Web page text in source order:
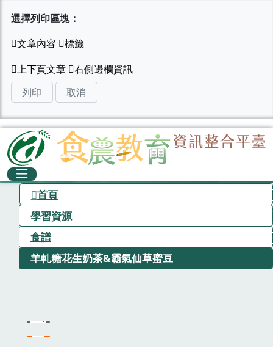
選擇列印區塊：
列印 取消
首頁
學習資源
食譜
羊軋糖花生奶茶&霸氣仙草蜜豆